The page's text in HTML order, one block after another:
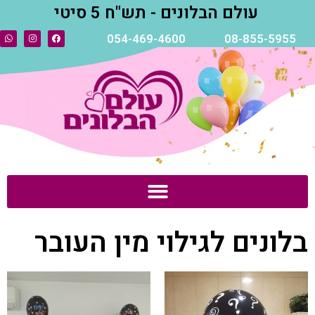
עולם הבלונים - תש"ח 5 סיטי
08-855-5955
054-469-4600
בלונים לגילוי מין העובר